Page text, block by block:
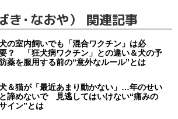
き・なおや） 関連記事
の室内飼いでも「混合ワクチン」は必
？ 「狂犬病ワクチン」との違い＆犬の予
防薬を服用する前の“意外なルール”とは
＆猫が「最近あまり動かない」…年のせい
と諦めないで 見逃してはいけない“痛みの
イン”とは